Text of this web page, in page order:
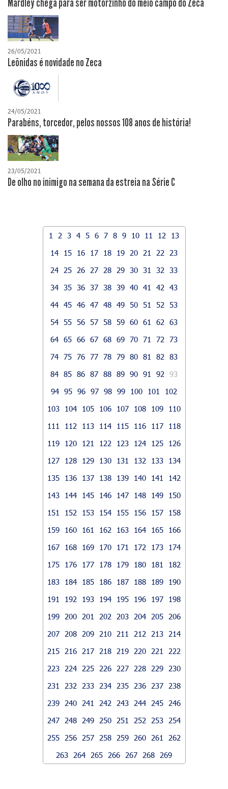
Mardley chega para ser motorzinho do meio campo do Zeca
26/05/2021
Leônidas é novidade no Zeca
24/05/2021
Parabéns, torcedor, pelos nossos 108 anos de história!
23/05/2021
De olho no inimigo na semana da estreia na Série C
1 2 3 4 5 6 7 8 9 10 11 12
13
14
15 16 17 18 19 20 21 22
23
24
25 26 27 28 29 30 31 32
33
34 35 36 37 38 39 40 41 42
43
44 45 46 47 48 49 50 51 52
53
54 55 56 57 58 59 60 61 62
63
64 65 66 67 68 69 70 71 72
73
74 75 76 77 78 79 80 81 82
83
84 85 86 87 88 89 90 91 92
93
94 95 96 97 98 99 100 101
102
103
104 105 106 107 108 109
110
111
112 113 114 115 116 117
118
119
120 121 122 123 124 125
126
127
128 129 130 131 132 133
134
135
136 137 138 139 140 141
142
143
144 145 146 147 148 149
150
151
152 153 154 155 156 157
158
159
160 161 162 163 164 165
166
167
168 169 170 171 172 173
174
175
176 177 178 179 180 181
182
183
184 185 186 187 188 189
190
191
192 193 194 195 196 197
198
199
200 201 202 203 204 205
206
207
208 209 210 211 212 213
214
215
216 217 218 219 220 221
222
223
224 225 226 227 228 229
230
231
232 233 234 235 236 237
238
239
240 241 242 243 244 245
246
247
248 249 250 251 252 253
254
255
256 257 258 259 260 261
262
263
264 265 266 267 268 269